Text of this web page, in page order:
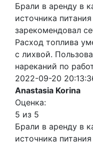
Брали в аренду в
источника
зарекомендовал
Расход топлива
с лихвой.
нареканий по
2022-09-20
Anastasia Korina
Оценка:
5 из 5
Брали в аренду в
источника